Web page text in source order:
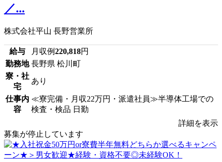
／...
株式会社平山 長野営業所
給与 月収例220,818円
勤務地 長野県 松川町
寮・社
宅
あり
仕事内
容
≪寮完備・月収22万円・派遣社員≫半導体工場での
検査・検品 日勤
詳細を表示
募集が停止しています